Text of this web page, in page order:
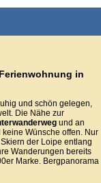
in
und schön gelegen,
Die Nähe zur
und an
Wünsche offen. Nur
der Loipe entlang
Wanderungen bereits
Marke. Bergpanorama